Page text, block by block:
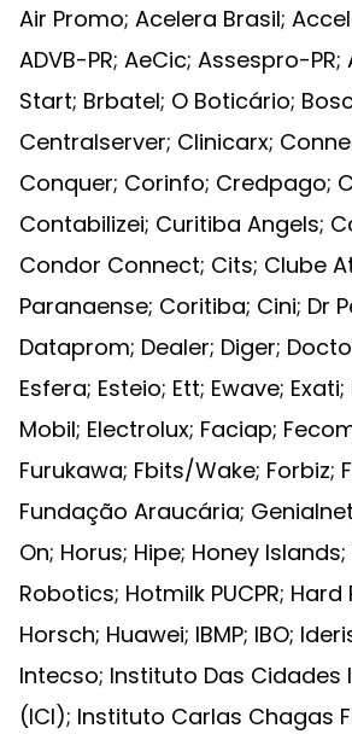
Air Promo; Acelera Brasil;
ADVB-PR; AeCic; Assespro-
Start; Brbatel; O Boticário;
Centralserver; Clinicarx;
Conquer; Corinfo; Credpago;
Contabilizei; Curitiba Angels;
Condor Connect; Cits; Clube
Paranaense; Coritiba; Cini; Dr
Dataprom; Dealer; Diger;
Esfera; Esteio; Ett; Ewave; Exati;
Mobil; Electrolux; Faciap;
Furukawa; Fbits/Wake; Forbiz;
Fundação Araucária;
On; Horus; Hipe; Honey
Robotics; Hotmilk PUCPR;
Horsch; Huawei; IBMP; IBO;
Intecso; Instituto Das Cidades
(ICI); Instituto Carlas Chagas